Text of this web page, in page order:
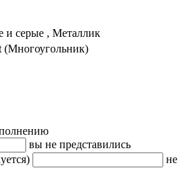
и серые , Металлик
(Многоугольник)
вы не представились
не